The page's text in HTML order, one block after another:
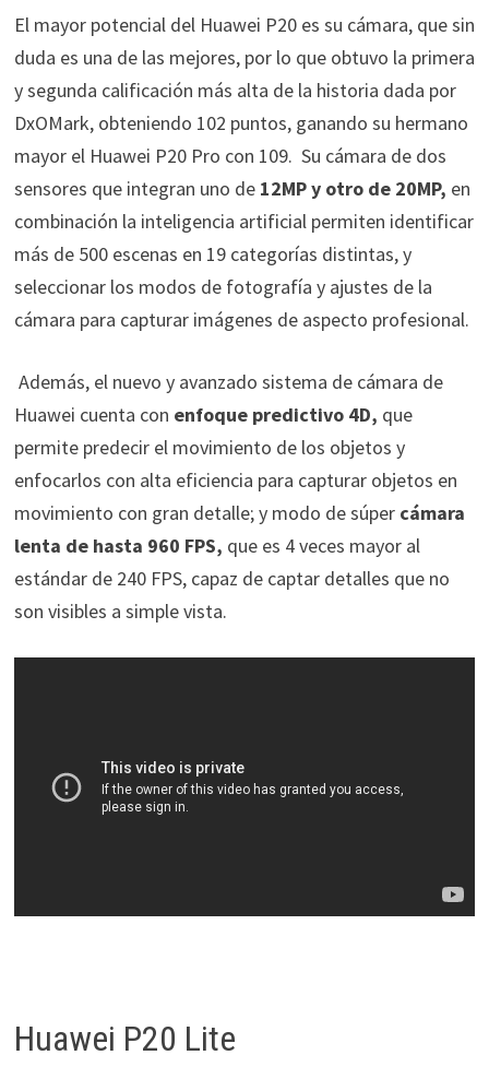
El mayor potencial del Huawei P20 es su cámara, que sin
duda es una de las mejores, por lo que obtuvo la primera
y segunda calificación más alta de la historia dada por
DxOMark, obteniendo 102 puntos, ganando su hermano
mayor el Huawei P20 Pro con 109. Su cámara de dos
sensores que integran uno de12MP y otro de 20MP, en
combinación la inteligencia artificial permiten identificar
más de 500 escenas en 19 categorías distintas, y
seleccionar los modos de fotografía y ajustes de la
cámara para capturar imágenes de aspecto profesional.
Además, el nuevo y avanzado sistema de cámara de
Huawei cuenta con enfoque predictivo 4D, que
permite predecir el movimiento de los objetos y
enfocarlos con alta eficiencia para capturar objetos en
movimiento con gran detalle; y modo de súper cámara
lenta de hasta 960 FPS, que es 4 veces mayor al
estándar de 240 FPS, capaz de captar detalles que no
son visibles a simple vista.
Huawei P20 Lite